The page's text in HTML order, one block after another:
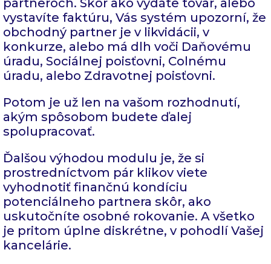
partneroch. Skôr ako vydáte tovar, alebo
vystavíte faktúru, Vás systém upozorní, že
obchodný partner je v likvidácii, v
konkurze, alebo má dlh voči Daňovému
úradu, Sociálnej poisťovni, Colnému
úradu, alebo Zdravotnej poisťovni.
Potom je už len na vašom rozhodnutí,
akým spôsobom budete ďalej
spolupracovať.
Ďalšou výhodou modulu je, že si
prostredníctvom pár klikov viete
vyhodnotiť finančnú kondíciu
potenciálneho partnera skôr, ako
uskutočníte osobné rokovanie. A všetko
je pritom úplne diskrétne, v pohodlí Vašej
kancelárie.